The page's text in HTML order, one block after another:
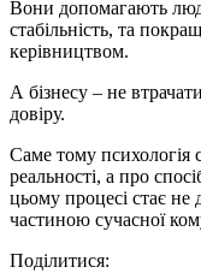
Вони допомагають
стабільність, та
керівництвом.
А бізнесу – не
довіру.
Саме тому психологія
реальності, а про
цьому процесі стає
частиною сучасної
Поділитися: